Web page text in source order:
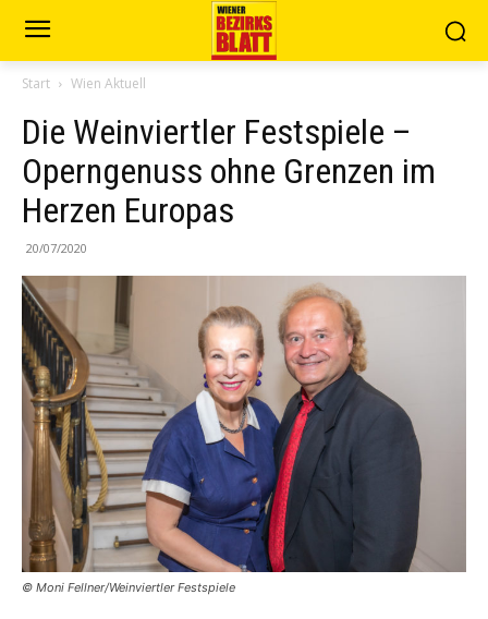
Start Wien Aktuell
Die Weinviertler Festspiele –
Operngenuss ohne Grenzen im
Herzen Europas
20/07/2020
© Moni Fellner/Weinviertler Festspiele